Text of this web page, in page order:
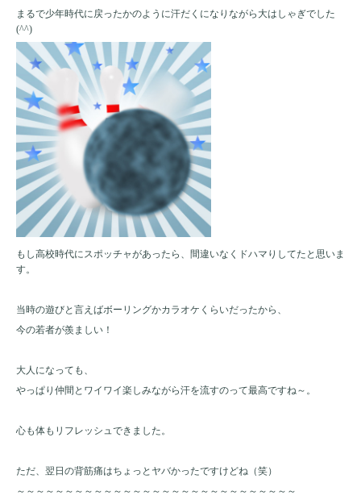
まるで少年時代に戻ったかのように汗だくになりながら大はしゃぎでした
(^^)
もし高校時代にスポッチャがあったら、間違いなくドハマりしてたと思いま
す。
当時の遊びと言えばボーリングかカラオケくらいだったから、
今の若者が羨ましい！
大人になっても、
やっぱり仲間とワイワイ楽しみながら汗を流すのって最高ですね～。
心も体もリフレッシュできました。
ただ、翌日の背筋痛はちょっとヤバかったですけどね（笑）
～～～～～～～～～～～～～～～～～～～～～～～～～～～～～